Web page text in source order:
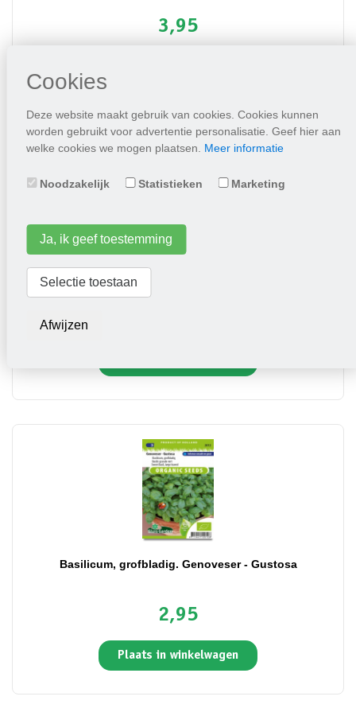
Cookies
Deze website maakt gebruik van cookies. Cookies kunnen
worden gebruikt voor advertentie personalisatie. Geef hier aan
welke cookies we mogen plaatsen. Meer informatie
Noodzakelijk Statistieken Marketing
Ja, ik geef toestemming
Selectie toestaan
Afwijzen
3,95
Radijs 18 jours
Basilicum, grofbladig. Genoveser - Gustosa
2,95
Plaats in winkelwagen